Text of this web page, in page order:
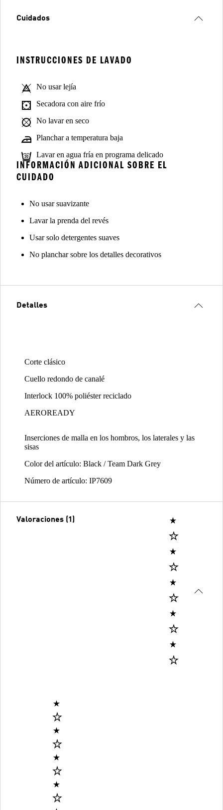
Cuidados
INSTRUCCIONES DE LAVADO
No usar lejía
Secadora con aire frío
No lavar en seco
Planchar a temperatura baja
Lavar en agua fría en programa delicado
INFORMACIÓN ADICIONAL SOBRE EL
CUIDADO
No usar suavizante
Lavar la prenda del revés
Usar solo detergentes suaves
No planchar sobre los detalles decorativos
Detalles
Corte clásico
Cuello redondo de canalé
Interlock 100% poliéster reciclado
AEROREADY
Inserciones de malla en los hombros, los laterales y las
sisas
Color del artículo: Black / Team Dark Grey
Número de artículo: IP7609
Valoraciones (1)